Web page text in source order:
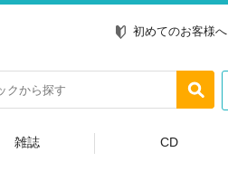
初めてのお客様へ
雑誌 CD